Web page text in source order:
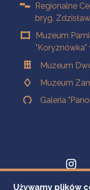
Regionalne
bryg.
Muzeum
Muzeum
Muzeum
Galeria
Używamy plików